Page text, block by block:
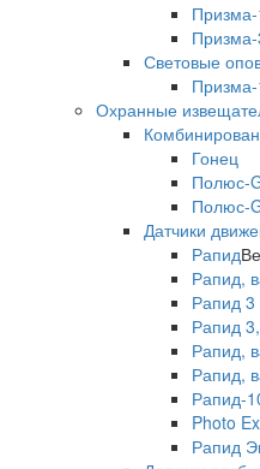
Световые
Охранные
Гонец
Полюс-
Полюс-
Датчики
Рапид
Рапид,
Рапид 3
Рапид
Рапид,
Рапид,
Рапид-
Photo
Рапид